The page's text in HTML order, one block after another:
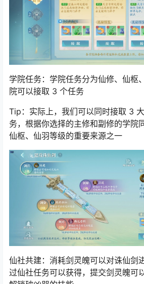
学院任务：学院任务分为仙修、仙枢
院可以接取 3 个任务
Tip：实际上，我们可以同时接取 3
务，根据你选择的主修和副修的学院
仙枢、仙羽等级的重要来源之一
仙社共建：消耗剑灵魄可以对诛仙剑
过仙社任务可以获得，提交剑灵魄可